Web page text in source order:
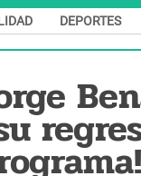
DEPORTES